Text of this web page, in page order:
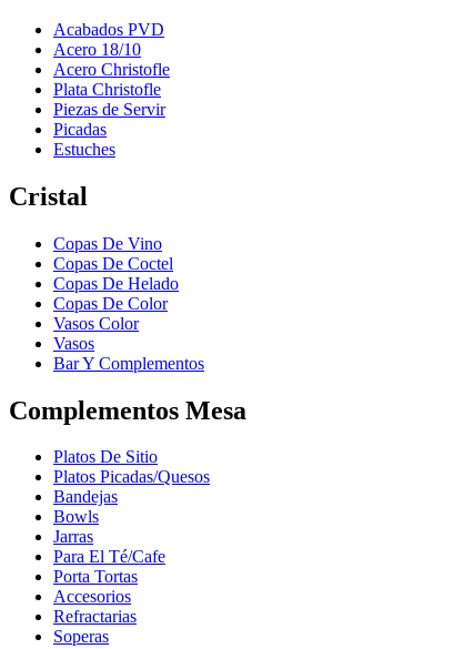
Acabados PVD
Acero 18/10
Acero Christofle
Plata Christofle
Piezas de Servir
Picadas
Estuches
Cristal
Copas De Vino
Copas De Coctel
Copas De Helado
Copas De Color
Vasos Color
Vasos
Bar Y Complementos
Complementos Mesa
Platos De Sitio
Platos Picadas/Quesos
Bandejas
Bowls
Jarras
Para El Té/Cafe
Porta Tortas
Accesorios
Refractarias
Soperas